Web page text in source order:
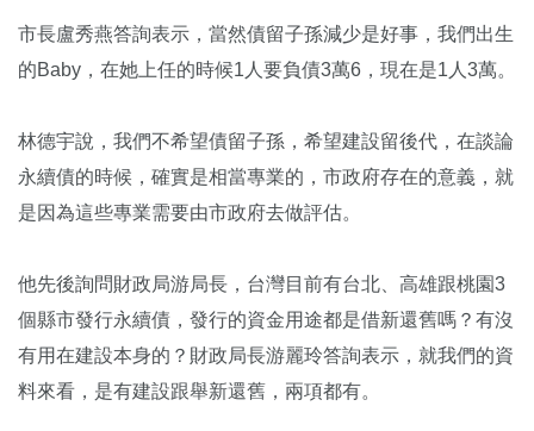
市長盧秀燕答詢表示，當然債留子孫減少是好事，我們出生
的Baby，在她上任的時候1人要負債3萬6，現在是1人3萬。
林德宇說，我們不希望債留子孫，希望建設留後代，在談論
永續債的時候，確實是相當專業的，市政府存在的意義，就
是因為這些專業需要由市政府去做評估。
他先後詢問財政局游局長，台灣目前有台北、高雄跟桃園3
個縣市發行永續債，發行的資金用途都是借新還舊嗎？有沒
有用在建設本身的？財政局長游麗玲答詢表示，就我們的資
料來看，是有建設跟舉新還舊，兩項都有。